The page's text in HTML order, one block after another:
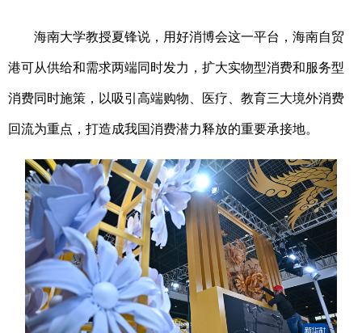
海南大学教授夏锋说，用好消博会这一平台，海南自贸
港可从供给和需求两端同时发力，扩大实物型消费和服务型
消费同时施策，以吸引高端购物、医疗、教育三大境外消费
回流为重点，打造成我国消费潜力释放的重要承接地。